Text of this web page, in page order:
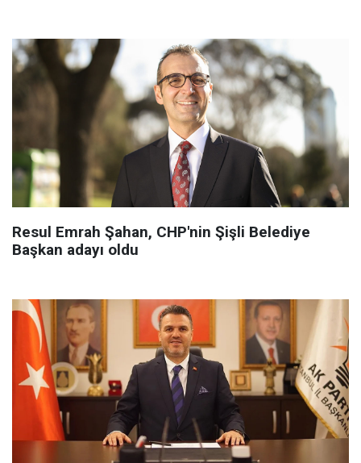
Resul Emrah Şahan, CHP'nin Şişli Belediye
Başkan adayı oldu